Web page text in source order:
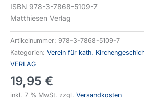
ISBN 978-3-7868-5109-7
Matthiesen Verlag
Artikelnummer: 978-3-7868-5109-7
Kategorien: Verein für kath.
VERLAG
19,95 €
inkl. 7 % MwSt. zzgl. Versandkosten